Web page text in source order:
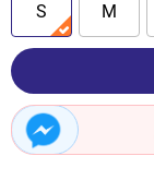
S M